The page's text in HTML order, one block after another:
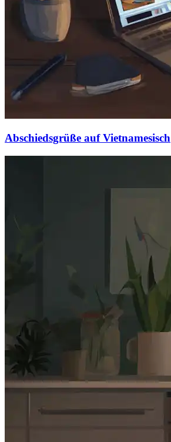
Abschiedsgrüße auf Vietnamesisch